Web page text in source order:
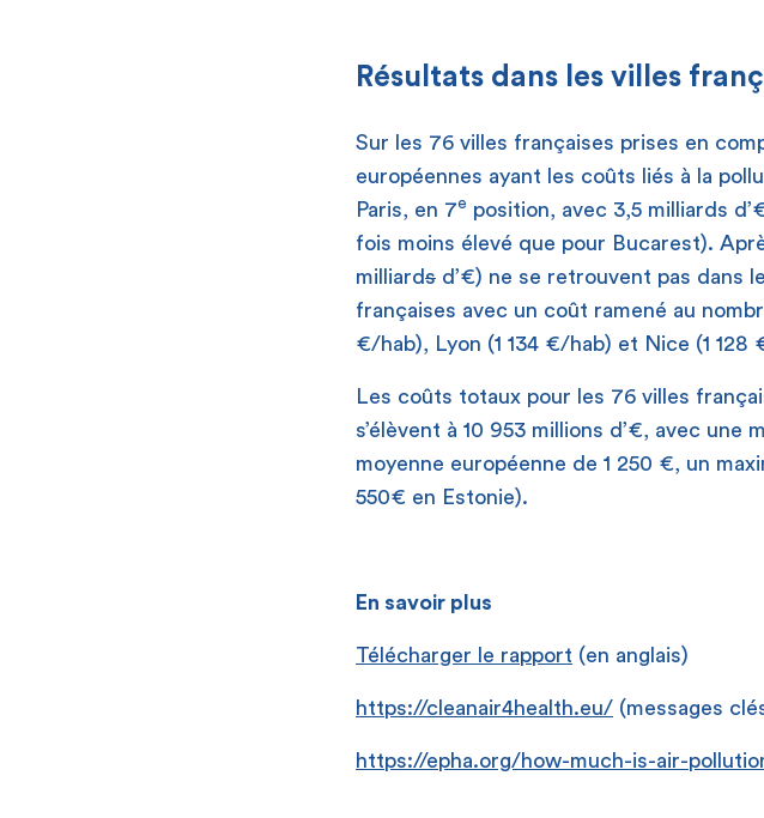
Résultats dans les villes
Sur les 76 villes françaises prises en
européennes ayant les coûts liés à la
Paris, en 7e position, avec 3,5 milliards
fois moins élevé que pour Bucarest).
milliards d’€) ne se retrouvent pas dans
françaises avec un coût ramené au
€/hab), Lyon (1 134 €/hab) et Nice (1 128
Les coûts totaux pour les 76 villes
s’élèvent à 10 953 millions d’€, avec
moyenne européenne de 1 250 €, un
550€ en Estonie).
En savoir plus
Télécharger le rapport (en anglais)
https://cleanair4health.eu/ (messages
https://epha.org/how-much-is-air-